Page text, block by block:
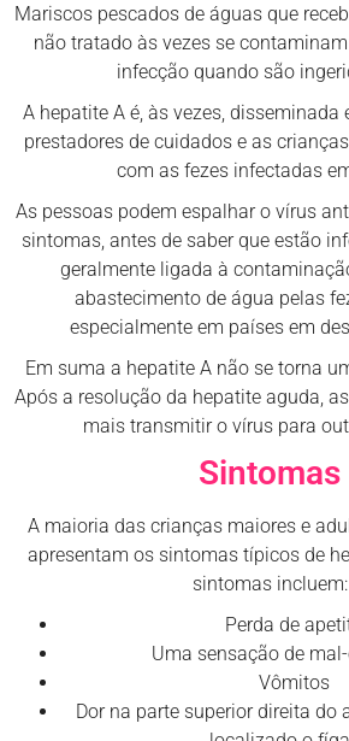
Mariscos pescados de águas que
não tratado às vezes se
infecção quando são
A hepatite A é, às vezes, disseminada
prestadores de cuidados e as
com as fezes infectadas
As pessoas podem espalhar o vírus
sintomas, antes de saber que estão
geralmente ligada à
abastecimento de água pelas
especialmente em países em
Em suma a hepatite A não se torna
Após a resolução da hepatite aguda,
mais transmitir o vírus para
Sintomas
A maioria das crianças maiores e
apresentam os sintomas típicos de
sintomas incluem:
Perda de
Uma sensação de
Vômitos
Dor na parte superior direita do